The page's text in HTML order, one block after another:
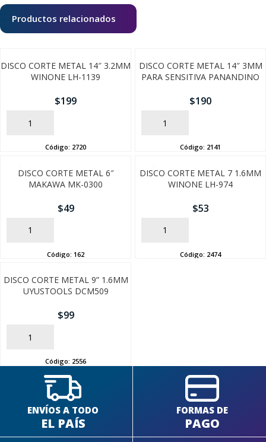
Productos relacionados
DISCO CORTE METAL 14″ 3.2MM
WINONE LH-1139
$199
AÑADIR
Código: 2720
DISCO CORTE METAL 14″ 3MM
PARA SENSITIVA PANANDINO
$190
AÑADIR
Código: 2141
DISCO CORTE METAL 6″
MAKAWA MK-0300
$49
AÑADIR
Código: 162
DISCO CORTE METAL 7 1.6MM
WINONE LH-974
$53
AÑADIR
Código: 2474
DISCO CORTE METAL 9” 1.6MM
UYUSTOOLS DCM509
$99
AÑADIR
Código: 2556
ENVÍOS A TODO
EL PAÍS
FORMAS DE
PAGO